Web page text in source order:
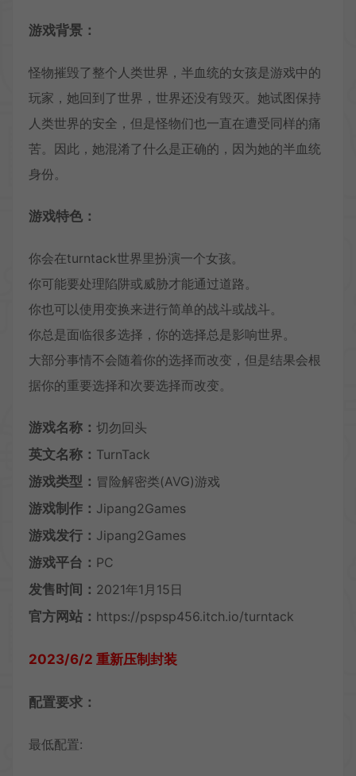
游戏背景：
怪物摧毁了整个人类世界，半血统的女孩是游戏中的
玩家，她回到了世界，世界还没有毁灭。她试图保持
人类世界的安全，但是怪物们也一直在遭受同样的痛
苦。因此，她混淆了什么是正确的，因为她的半血统
身份。
游戏特色：
你会在turntack世界里扮演一个女孩。
你可能要处理陷阱或威胁才能通过道路。
你也可以使用变换来进行简单的战斗或战斗。
你总是面临很多选择，你的选择总是影响世界。
大部分事情不会随着你的选择而改变，但是结果会根
据你的重要选择和次要选择而改变。
游戏名称： 切勿回头
英文名称： TurnTack
游戏类型： 冒险解密类(AVG)游戏
游戏制作： Jipang2Games
游戏发行： Jipang2Games
游戏平台： PC
发售时间： 2021年1月15日
官方网站： https://pspsp456.itch.io/turntack
2023/6/2 重新压制封装
配置要求：
最低配置: